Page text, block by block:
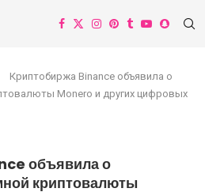
Криптобиржа Binance объявила о
Monero и других цифровых
объявила о
криптовалюты